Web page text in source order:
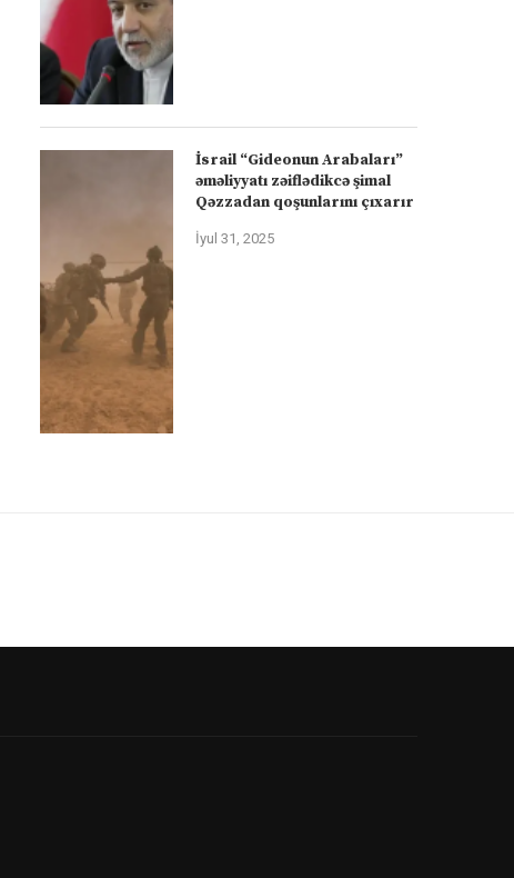
İsrail “Gideonun Arabaları”
əməliyyatı zəiflədikcə şimal
Qəzzadan qoşunlarını çıxarır
İyul 31, 2025